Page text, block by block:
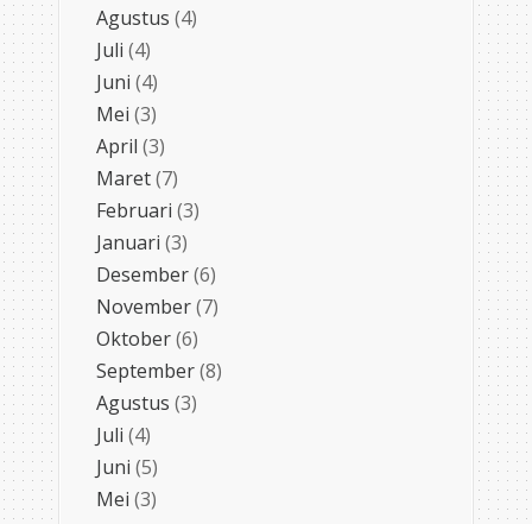
Agustus (4)
Juli (4)
Juni (4)
Mei (3)
April (3)
Maret(7)
Februari (3)
Januari (3)
Desember(6)
November(7)
Oktober(6)
September(8)
Agustus (3)
Juli (4)
Juni (5)
Mei (3)